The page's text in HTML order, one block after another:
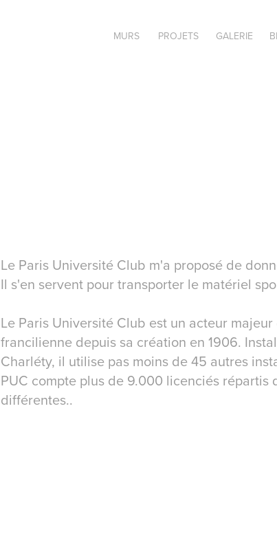
MURS PROJETS GALERIE
Le Paris Université Club m'a proposé de
Il s'en servent pour transporter le matériel
Le Paris Université Club est un acteur
francilienne depuis sa création en 1906.
Charléty, il utilise pas moins de 45 autres
PUC compte plus de 9.000 licenciés
différentes..